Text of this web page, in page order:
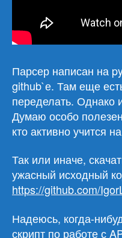
Парсер написан на
github`е. Там еще
переделать. Однако
Думаю особо
кто активно учится
Так или иначе,
ужасный исходный
https://github.com/
Надеюсь, когда-
скрипт по работе с